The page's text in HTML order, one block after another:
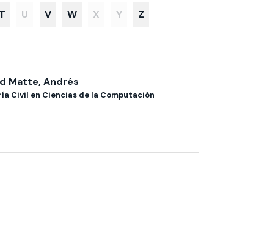
T U V W X Y Z
Matte, Andrés
Civil en Ciencias de la Computación